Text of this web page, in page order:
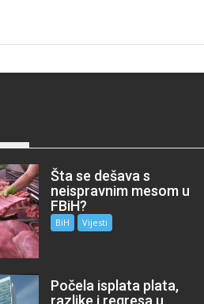
Šta se dešava s
neispravnim mesom u
FBiH?
BiH Vijesti
Počela isplata plata,